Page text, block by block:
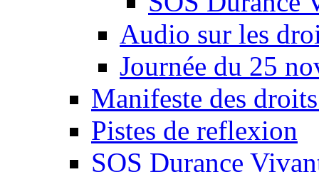
Audio sur les
Journée du 25
Manifeste des
Pistes de reflexion
SOS Durance